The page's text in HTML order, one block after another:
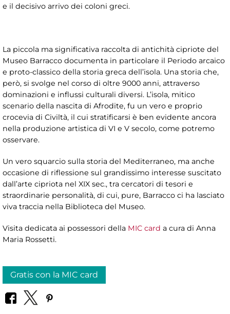
e il decisivo arrivo dei coloni greci.
La piccola ma significativa raccolta di antichità cipriote del
Museo Barracco documenta in particolare il Periodo arcaico
e proto-classico della storia greca dell’isola. Una storia che,
però, si svolge nel corso di oltre 9000 anni, attraverso
dominazioni e influssi culturali diversi. L’isola, mitico
scenario della nascita di Afrodite, fu un vero e proprio
crocevia di Civiltà, il cui stratificarsi è ben evidente ancora
nella produzione artistica di VI e V secolo, come potremo
osservare.
Un vero squarcio sulla storia del Mediterraneo, ma anche
occasione di riflessione sul grandissimo interesse suscitato
dall’arte cipriota nel XIX sec., tra cercatori di tesori e
straordinarie personalità, di cui, pure, Barracco ci ha lasciato
viva traccia nella Biblioteca del Museo.
Visita dedicata ai possessori della MIC card a cura di Anna
Maria Rossetti.
Gratis con la MIC card